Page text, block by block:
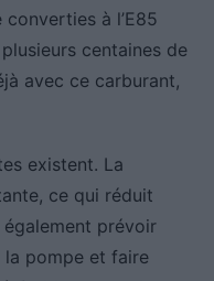
à l’E85
centaines de
avec ce carburant,
existent. La
ce qui réduit
également prévoir
la pompe et faire